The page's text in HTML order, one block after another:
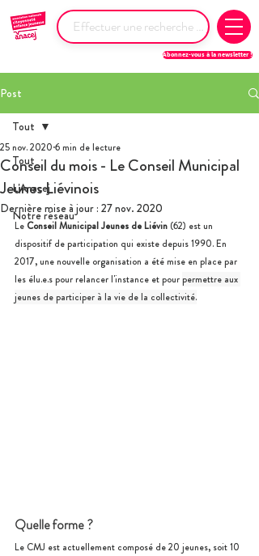
Abonnez-vous à la newsletter !
Post
Tout
L'Anacej
Notre réseau
Tout
Conseil du mois - Le Conseil Municipal
Jeunes Liévinois
25 nov. 2020 6 min de lecture
Dernière mise à jour : 27 nov. 2020
Le Conseil Municipal Jeunes de Liévin (62) est un
dispositif de participation qui existe depuis 1990. En
2017, une nouvelle organisation a été mise en place par
les élu.e.s pour relancer l'instance et pour permettre aux
jeunes de participer à la vie de la collectivité.
Quelle forme ?
Le CMJ est actuellement composé de 20 jeunes, soit 10